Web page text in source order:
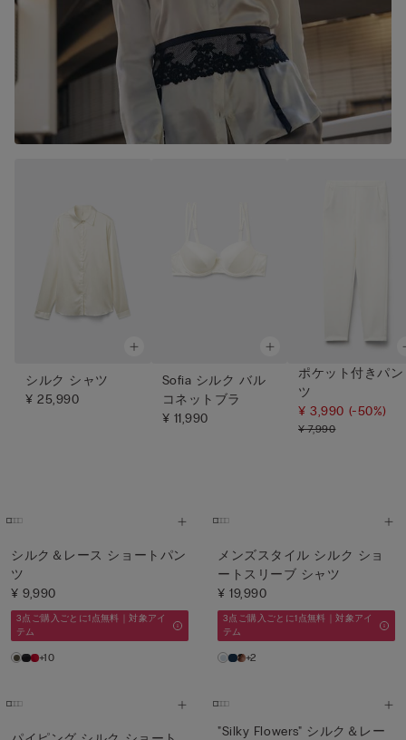
シルク シャツ
¥ 25,990
Sofia シルク バル
コネットブラ
¥ 11,990
ポケット付きパン
ツ
¥ 3,990 (-50%)
¥ 7,990
シルク＆レース ショートパン
ツ
¥ 9,990
3点ご購入ごとに1点無料｜対象アイ
テム
+10
メンズスタイル シルク ショ
ートスリーブ シャツ
¥ 19,990
3点ご購入ごとに1点無料｜対象アイ
テム
+2
"Silky Flowers" シルク＆レー